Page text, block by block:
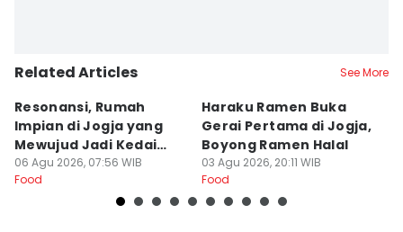
Related Articles See More
Resonansi, Rumah
Impian di Jogja yang
Mewujud Jadi Kedai
Ramen dan Burger
06 Agu 2026, 07:56 WIB
Food
Haraku Ramen Buka
Gerai Pertama di Jogja,
Boyong Ramen Halal
03 Agu 2026, 20:11 WIB
Food